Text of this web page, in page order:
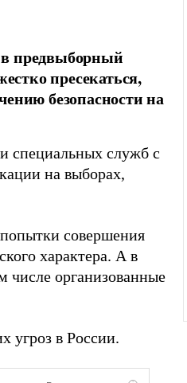
предвыборный
пресекаться,
безопасности на
специальных служб с
на выборах,
совершения
характера. А в
числе организованные
угроз в России.